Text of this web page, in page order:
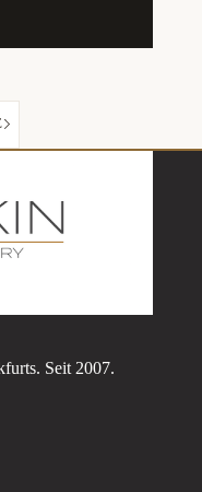
Seit 2007.